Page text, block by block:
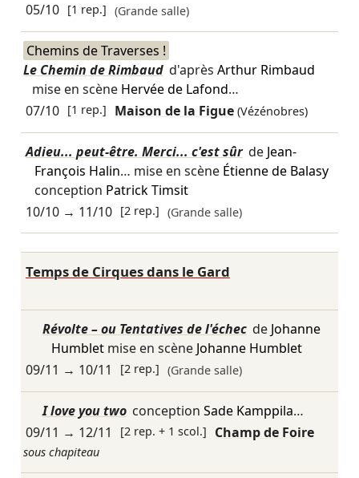
05/10 [1 rep.] (Grande salle)
Chemins de Traverses !
Le Chemin de Rimbaud d'après Arthur Rimbaud
mise en scène Hervée de Lafond…
07/10 [1 rep.] Maison de la Figue (Vézénobres)
Adieu... peut-être. Merci... c'est sûr de Jean-
François Halin… mise en scène Étienne de Balasy
conception Patrick Timsit
10/10→ 11/10 [2 rep.] (Grande salle)
Temps de Cirques dans le Gard
Révolte – ou Tentatives de l'échec de Johanne
Humbletmise en scène Johanne Humblet
09/11 → 10/11 [2 rep.] (Grande salle)
I love you two conception Sade Kamppila…
09/11 → 12/11 [2 rep. + 1 scol.] Champ de Foire
sous chapiteau